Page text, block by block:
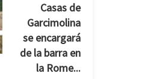
Casas de
Garcimolina
se encargará
de la barra en
la Rome...